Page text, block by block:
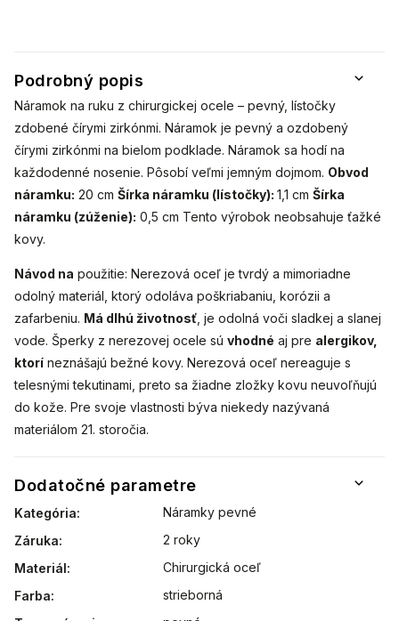
Podrobný popis
Náramok na ruku z chirurgickej ocele – pevný, lístočky
zdobené čírymi zirkónmi. Náramok je pevný a ozdobený
čírymi zirkónmi na bielom podklade. Náramok sa hodí na
každodenné nosenie. Pôsobí veľmi jemným dojmom. Obvod
náramku: 20 cm Šírka náramku (lístočky): 1,1 cm Šírka
náramku (zúženie): 0,5 cm Tento výrobok neobsahuje ťažké
kovy.
Návod na použitie: Nerezová oceľ je tvrdý a mimoriadne
odolný materiál, ktorý odoláva poškriabaniu, korózii a
zafarbeniu. Má dlhú životnosť , je odolná voči sladkej a slanej
vode. Šperky z nerezovej ocele sú vhodné aj pre alergikov,
ktorí neznášajú bežné kovy. Nerezová oceľ nereaguje s
telesnými tekutinami, preto sa žiadne zložky kovu neuvoľňujú
do kože. Pre svoje vlastnosti býva niekedy nazývaná
materiálom 21. storočia.
Dodatočné parametre
Kategória:
Náramky pevné
Záruka:
2 roky
Materiál:
Chirurgická oceľ
Farba:
strieborná